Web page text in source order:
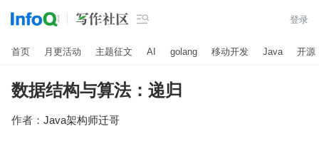
 登录
首页 月更活动 主题征文 AI golang 移动开发 Java 开源
数据结构与算法：递归
作者： Java架构师迁哥